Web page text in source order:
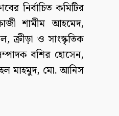
নির্বাচিত কমিটির
শামীম আহমেদ,
ক্রীড়া ও সাংস্কৃতিক
বশির হোসেন,
মাহমুদ, মো. আনিস